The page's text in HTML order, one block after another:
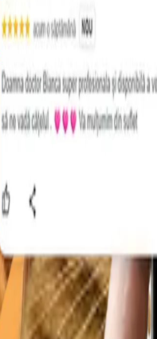
neliniștite : pornim imediat.
& împrejurimi, în funcție de disponibilitate)
biochimie, EKG, marker cardiac, tensiune